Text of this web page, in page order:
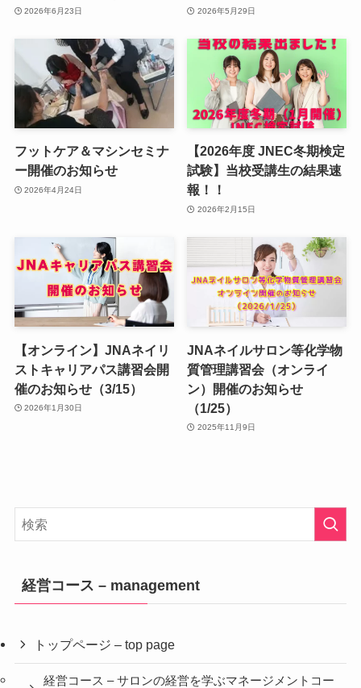
2026年6月23日 2026年5月29日
フットケア＆マシンセミナ
ー開催のお知らせ
2026年4月24日
【2026年度 JNEC冬期検定
試験】当校受講生の結果速
報！！
2026年2月15日
【オンライン】JNAネイリ
ストキャリアパス講習会開
催のお知らせ（3/15）
2026年1月30日
JNAネイルサロン等化学物
質管理講習会（オンライ
ン）開催のお知らせ
（1/25）
2025年11月9日
経営コース – management
トップページ – top page
経営コース – サロンの経営を学ぶマネージメントコー